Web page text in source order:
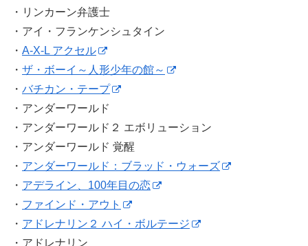
・リンカーン弁護士
・アイ・フランケンシュタイン
・ A-X-L アクセル
・ ザ・ボーイ～人形少年の館～
・ バチカン・テープ
・アンダーワールド
・アンダーワールド２ エボリューション
・アンダーワールド 覚醒
・ アンダーワールド：ブラッド・ウォーズ
・ アデライン、100年目の恋
・ ファインド・アウト
・ アドレナリン２ ハイ・ボルテージ
・アドレナリン